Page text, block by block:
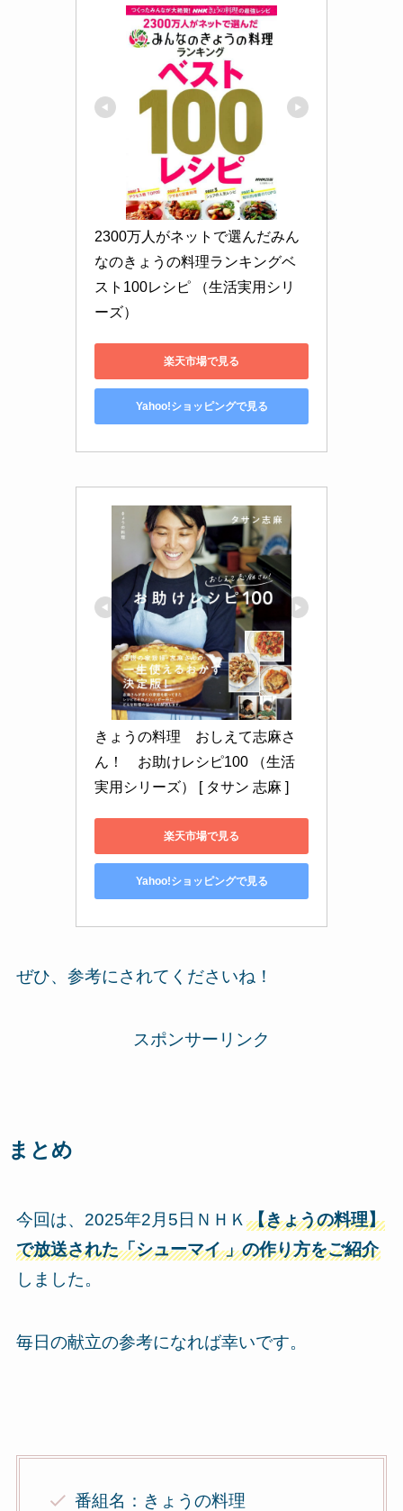
2300万人がネットで選んだみん
なのきょうの料理ランキングベ
スト100レシピ （生活実用シリ
ーズ）
楽天市場で見る
Yahoo!ショッピングで見る
きょうの料理　おしえて志麻さ
ん！　お助けレシピ100 （生活
実用シリーズ） [ タサン 志麻 ]
楽天市場で見る
Yahoo!ショッピングで見る
ぜひ、参考にされてくださいね！
スポンサーリンク
まとめ
今回は、2025年2月5日ＮＨＫ 【きょうの料理】
で放送された「シューマイ」の作り方をご紹介
しました。
毎日の献立の参考になれば幸いです。
番組名：きょうの料理